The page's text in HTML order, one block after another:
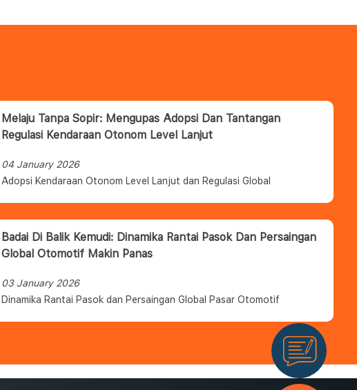
Melaju Tanpa Sopir: Mengupas Adopsi Dan Tantangan
Regulasi Kendaraan Otonom Level Lanjut
04 January 2026
Adopsi Kendaraan Otonom Level Lanjut dan Regulasi Global
Badai Di Balik Kemudi: Dinamika Rantai Pasok Dan Persaingan
Global Otomotif Makin Panas
03 January 2026
Dinamika Rantai Pasok dan Persaingan Global Pasar Otomotif